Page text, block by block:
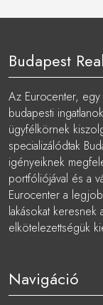
Budapest
Az Eurocenter,
budapesti
ügyfélkörnek
specializálódtak
igényeiknek
portfóliójával és a
Eurocenter a
lakásokat keresnek
elkötelezettségük
Navigáció